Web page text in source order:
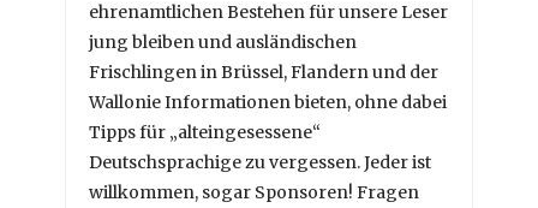
ehrenamtlichen Bestehen für unsere Leser
jung bleiben und ausländischen
Frischlingen in Brüssel, Flandern und der
Wallonie Informationen bieten, ohne dabei
Tipps für „alteingesessene“
Deutschsprachige zu vergessen. Jeder ist
willkommen, sogar Sponsoren! Fragen